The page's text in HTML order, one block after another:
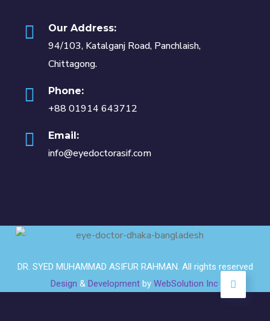
Our Address:
94/103, Katalganj Road, Panchlaish,
Chittagong.
Phone:
+88 01914 643712
Email:
info@eyedoctorasif.com
DR. SYED MUHAMMAD ASIFUR RAHMAN. All rights reserved
Design & Developmentby WebSolution Inc.